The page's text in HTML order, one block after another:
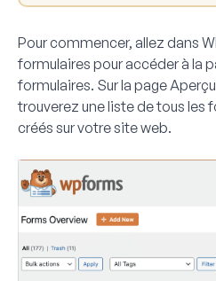
Pour commencer, allez dans
formulaires pour accéder à la
formulaires. Sur la page
trouverez une liste de tous les
créés sur votre site web.